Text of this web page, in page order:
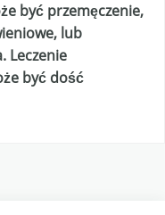
być przemęczenie,
lub
Leczenie
być dość